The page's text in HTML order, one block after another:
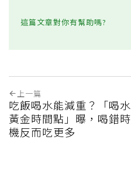
這篇文章對你有幫助嗎?
上一篇
吃飯喝水能減重？「喝水
黃金時間點」曝，喝錯時
機反而吃更多